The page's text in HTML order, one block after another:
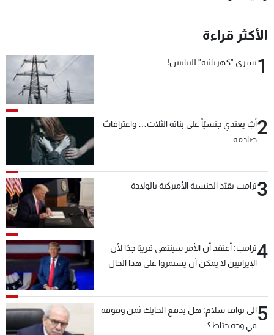
الأكثر قراءة
1بشرى "كهربائية" للبنانيين!
2أبٌ يعتدي جنسيّاً على بناته الثلاث… واعترافاتٌ
صادمة
3ترامب يقيّد الجنسية الأميركية بالولادة
4ترامب: أعتقد أن الأمر سينتهي قريبًا جدًا لأن
الإيرانيين لا يمكن أن يستمروا على هذا الحال
5الى نواف سلام: هل يدفع الحايك ثمن وقوفه
في وجه خيّاط؟